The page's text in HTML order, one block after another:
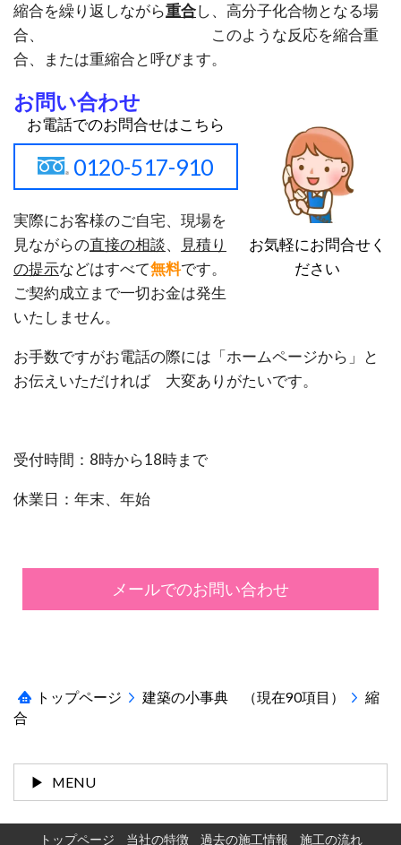
縮合を繰り返しながら重合し、高分子化合物となる場
合、 このような反応を縮合重
合、または重縮合と呼びます。
お問い合わせ
お気軽にお問合せく
ださい
お電話でのお問合せはこちら
0120-517-910
実際にお客様のご自宅、現場を
見ながらの直接の相談、
見積り
の提示などはすべて無料です。
ご契約成立まで一切お金は発生
いたしません。
お手数ですがお電話の際には「ホームページから」と
お伝えいただければ 大変ありがたいです。
受付時間：8時から18時まで
休業日：年末、年始
メールでのお問い合わせ
トップページ 建築の小事典 （現在90項目）
縮
合
MENU
トップページ 当社の特徴 過去の施工情報 施工の流れ